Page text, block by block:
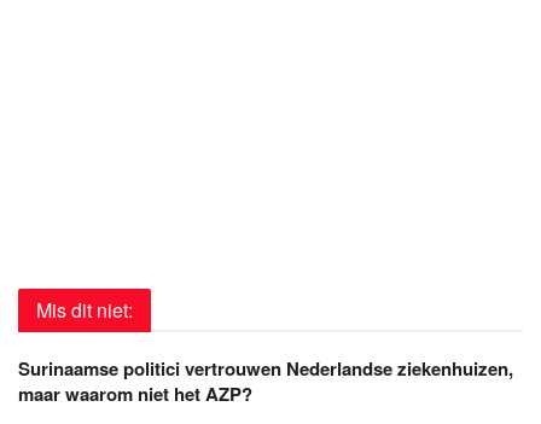
Mis dit niet:
Surinaamse politici vertrouwen Nederlandse ziekenhuizen,
maar waarom niet het AZP?